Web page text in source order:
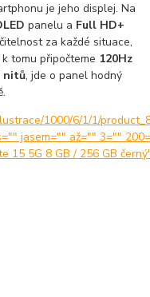
je jeho displej. Na
panelu a Full HD+
za každé situace,
tomu připočteme 120Hz
nitů, jde o panel hodný
1000/6/1/1/
jasem="" až="" 3=""
15 5G 8 GB / 256 GB